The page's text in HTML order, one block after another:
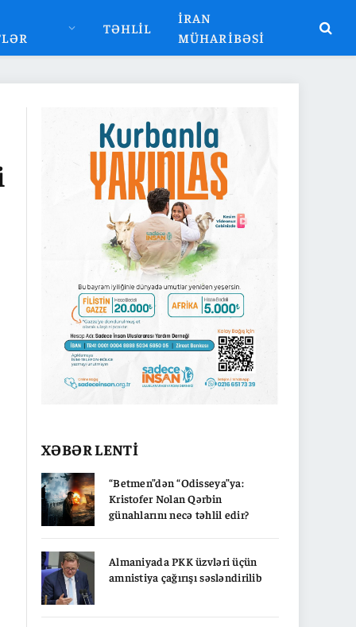
TƏHLIL
İRAN
MÜHARIBƏSI
XƏBƏR LENTİ
“Betmen”dən “Odisseya”ya:
Kristofer Nolan Qərbin
günahlarını necə təhlil edir?
Almaniyada PKK üzvləri üçün
amnistiya çağırışı səsləndirilib